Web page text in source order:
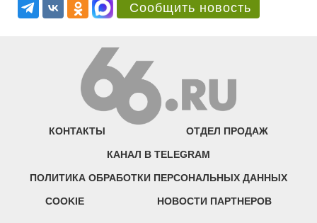
Сообщить новость
КОНТАКТЫ ОТДЕЛ ПРОДАЖ
КАНАЛ В TELEGRAM
ПОЛИТИКА ОБРАБОТКИ ПЕРСОНАЛЬНЫХ ДАННЫХ
COOKIE НОВОСТИ ПАРТНЕРОВ